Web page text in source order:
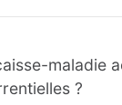
maladie
?